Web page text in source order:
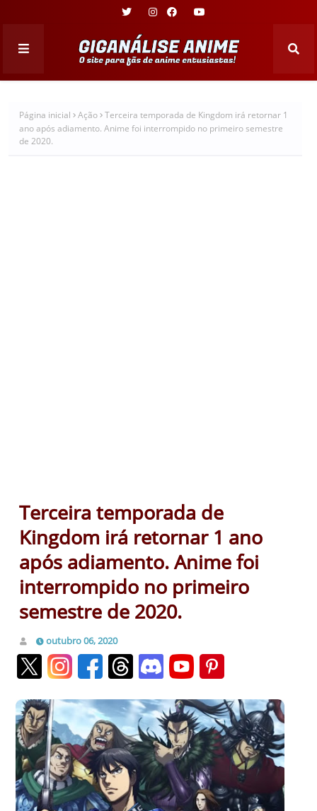
Página inicial Ação Terceira temporada de Kingdom irá retornar 1
ano após adiamento. Anime foi interrompido no primeiro semestre
de 2020.
Terceira temporada de
Kingdom irá retornar 1 ano
após adiamento. Anime foi
interrompido no primeiro
semestre de 2020.
outubro 06, 2020